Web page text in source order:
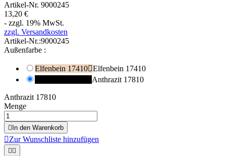
Artikel-Nr. 9000245
13,20 €
- zzgl. 19% MwSt.
zzgl. Versandkosten
Artikel-Nr.:9000245
Außenfarbe :
Elfenbein 17410Elfenbein 17410
Anthrazit 17810
Anthrazit 17810
Menge
 In den Warenkorb
Zur Wunschliste hinzufügen
 